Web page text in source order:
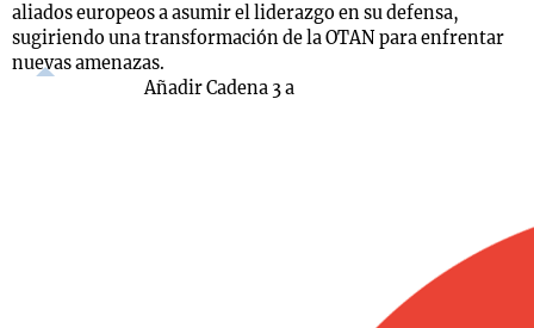
aliados europeos a asumir el liderazgo en su defensa,
sugiriendo una transformación de la OTAN para enfrentar
nuevas amenazas.
Añadir Cadena 3 a